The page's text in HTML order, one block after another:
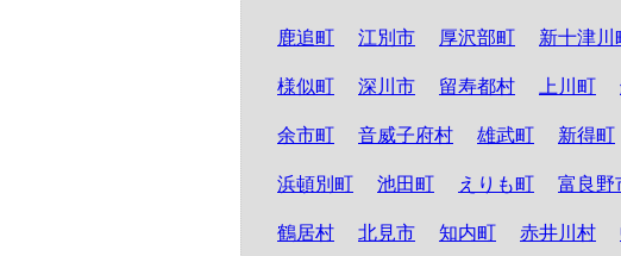
鹿追町 江別市 厚沢部町 新十津川
様似町 深川市 留寿都村 上川町
余市町 音威子府村 雄武町 新得町
浜頓別町 池田町 えりも町 富良野
鶴居村 北見市 知内町 赤井川村